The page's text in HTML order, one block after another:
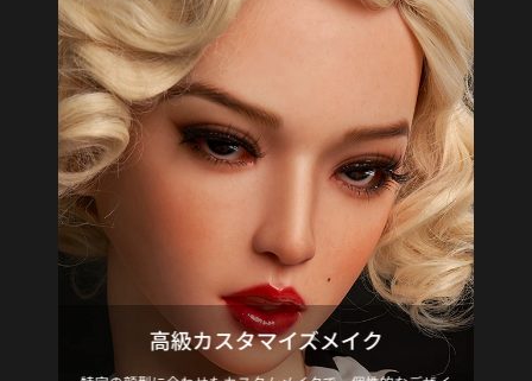
高級カスタマイズメイク